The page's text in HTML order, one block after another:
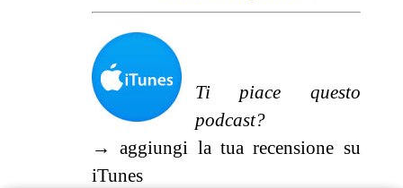
Ti piace questo
podcast?
→aggiungi la tua recensione su
iTunes